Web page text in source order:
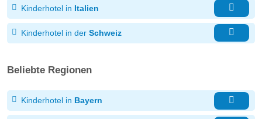
Kinderhotel in Italien
Kinderhotel in der Schweiz
Beliebte Regionen
Kinderhotel in Bayern